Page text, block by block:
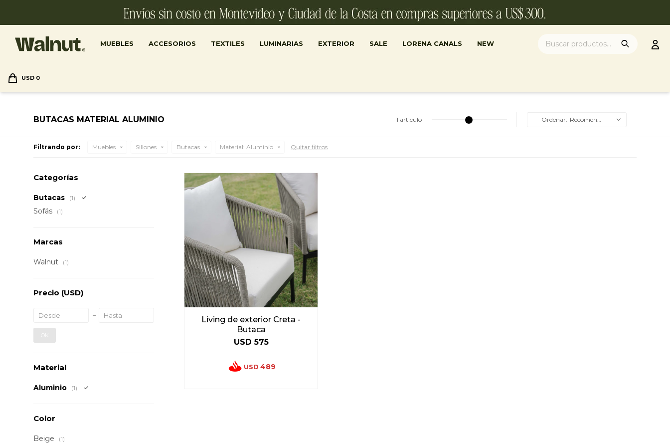
MUEBLES ACCESORIOS TEXTILES LUMINARIAS EXTERIOR SALE LORENA CANALS NEW
USD 0
BUTACAS MATERIAL ALUMINIO 1 artículo Recomendados
Filtrando por: Muebles Sillones Butacas Material: Aluminio Quitar filtros
Living de exterior Creta -
Butaca
USD 575
USD 489
Categorías
Butacas (1)
Sofás (1)
Marcas
Walnut (1)
Precio (USD)
OK
Material
Aluminio (1)
Color
Beige (1)